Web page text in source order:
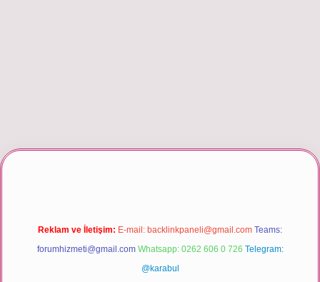
giriş
Reklam ve İletişim: E-mail: backlinkpaneli@gmail.com Teams:
forumhizmeti@gmail.com Whatsapp: 0262 606 0 726 Telegram:
@karabul